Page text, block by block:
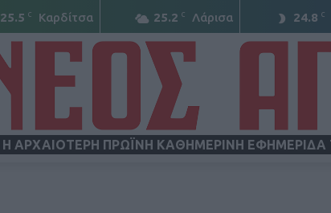
25.5 C Καρδίτσα 25.2 C Λάρισα 24.8 C
Η ΑΡΧΑΙΟΤΕΡΗ ΠΡΩΪΝΗ ΚΑΘΗΜΕΡΙΝΗ ΕΦΗΜΕΡΙΔΑ